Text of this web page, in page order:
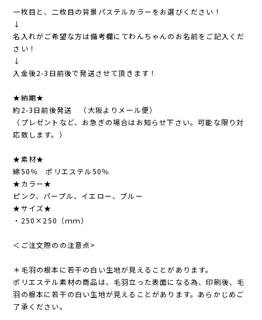
一枚目と、二枚目の背景パステルカラーをお選びください！
↓
名入れがご希望な方は備考欄にてわんちゃんのお名前をご記入くだ
さい！
↓
入金後2-3日前後で発送させて頂きます！
★納期★
約2-3日前後発送 （大阪よりメール便）
（プレゼントなど、お急ぎの場合はお知らせ下さい。可能な限り対
応致します。）
★素材★
綿50％ ポリエステル50％
★カラー★
ピンク、パープル、イエロー、ブルー
★サイズ★
・250×250（ｍｍ）
＜ご注文際のの注意点>
＊毛羽の根本に若干の白い生地が見えることがあります。
ポリエステル素材の商品は、毛羽立った表面になる為、印刷後、毛
羽の根本に若干の白い生地が見えることがあります。あらかじめご
了承ください。